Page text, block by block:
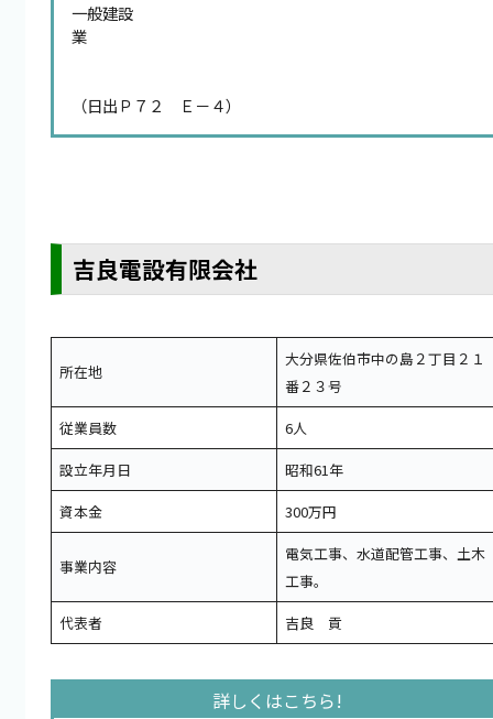
一般建設
業
（日出Ｐ７２ Ｅ－４）
吉良電設有限会社
所在地
大分県佐伯市中の島２丁目２１
番２３号
従業員数
6人
設立年月日
昭和61年
資本金
300万円
事業内容
電気工事、水道配管工事、土木
工事。
代表者
吉良 貢